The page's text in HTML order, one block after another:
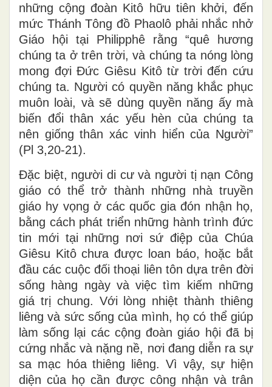
những cộng đoàn Kitô hữu tiên khởi, đến
mức Thánh Tông đồ Phaolô phải nhắc nhở
Giáo hội tại Philipphê rằng “quê hương
chúng ta ở trên trời, và chúng ta nóng lòng
mong đợi Đức Giêsu Kitô từ trời đến cứu
chúng ta. Người có quyền năng khắc phục
muôn loài, và sẽ dùng quyền năng ấy mà
biến đổi thân xác yếu hèn của chúng ta
nên giống thân xác vinh hiển của Người”
(Pl 3,20-21).
Đặc biệt, người di cư và người tị nạn Công
giáo có thể trở thành những nhà truyền
giáo hy vọng ở các quốc gia đón nhận họ,
bằng cách phát triển những hành trình đức
tin mới tại những nơi sứ điệp của Chúa
Giêsu Kitô chưa được loan báo, hoặc bắt
đầu các cuộc đối thoại liên tôn dựa trên đời
sống hàng ngày và việc tìm kiếm những
giá trị chung. Với lòng nhiệt thành thiêng
liêng và sức sống của mình, họ có thể giúp
làm sống lại các cộng đoàn giáo hội đã bị
cứng nhắc và nặng nề, nơi đang diễn ra sự
sa mạc hóa thiêng liêng. Vì vậy, sự hiện
diện của họ cần được công nhận và trân